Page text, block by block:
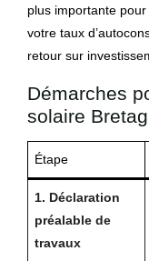
plus importante
votre taux
retour sur
Démarches
solaire
Étape
1. Déclaration
préalable de
travaux